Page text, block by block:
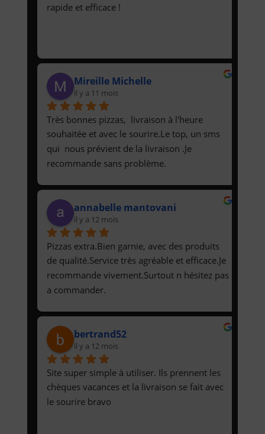
rapide et efficace !
Mireille Michelle
il y a 11 mois
Très bonnes pizzas,  livraison à l'heure
souhaitée et avec le sourire.Le top, un sms
qui  nous prévient de la livraison .Je
recommande sans problème.
annabelle mantovani
il y a 12 mois
Pizzas extra.Bien garnie, avec des produits
de qualité.Service très agréable et efficace.Je
recommande vivement.Surtout n hésitez pas
a commander.
bertrand52
il y a 12 mois
Site super simple à utiliser. Ils prennent les
chèques vacances et la livraison se fait avec
le sourire bravo